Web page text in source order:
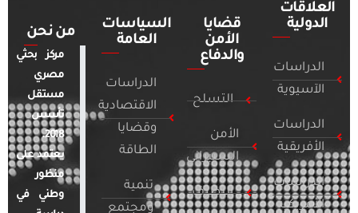
العلاقات
الدولية
الدراسات
الآسيوية
الدراسات
الأفريقية
الدراسات
الأمريكية
قضايا
الأمن
والدفاع
التسلح
الأمن
السيبراني
التطرف
السياسات
العامة
الدراسات
الاقتصادية
وقضايا
الطاقة
تنمية
ومجتمع
من نحن
مركز بحثي
مصري
مستقل
تأسس
2018.
يعتمد على
منظور
وطني في